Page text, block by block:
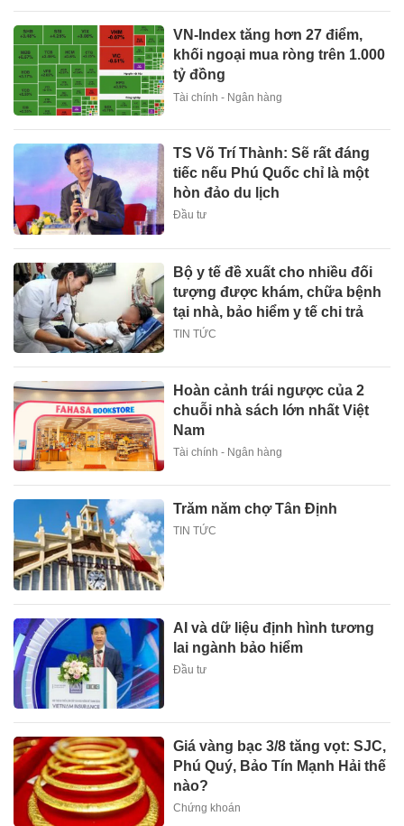
VN-Index tăng hơn 27 điểm,
khối ngoại mua ròng trên 1.000
tỷ đồng
Tài chính - Ngân hàng
TS Võ Trí Thành: Sẽ rất đáng
tiếc nếu Phú Quốc chỉ là một
hòn đảo du lịch
Đầu tư
Bộ y tế đề xuất cho nhiều đối
tượng được khám, chữa bệnh
tại nhà, bảo hiểm y tế chi trả
TIN TỨC
Hoàn cảnh trái ngược của 2
chuỗi nhà sách lớn nhất Việt
Nam
Tài chính - Ngân hàng
Trăm năm chợ Tân Định
TIN TỨC
AI và dữ liệu định hình tương
lai ngành bảo hiểm
Đầu tư
Giá vàng bạc 3/8 tăng vọt: SJC,
Phú Quý, Bảo Tín Mạnh Hải thế
nào?
Chứng khoán